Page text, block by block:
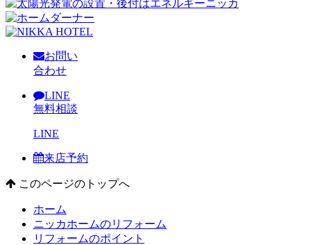
お問い
合わせ
LINE
無料相談
LINE
来店予約
このページのトップへ
ホーム
ニッカホームのリフォーム
リフォームのポイント